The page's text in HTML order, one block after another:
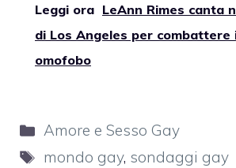
Leggi ora LeAnn Rimes canta
di Los Angeles per combattere
omofobo
Categorie
Amore e Sesso Gay
Tag
mondo gay, sondaggi gay